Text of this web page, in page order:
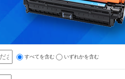
すべてを含む いずれかを含む